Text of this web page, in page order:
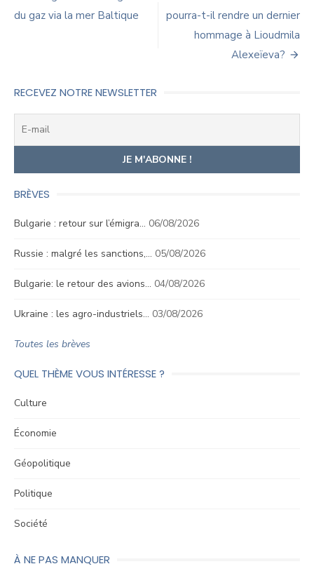
de
du gaz via la mer Baltique
pourra-t-il rendre un dernier
hommage à Lioudmila
Alexeïeva?
RECEVEZ NOTRE NEWSLETTER
BRÈVES
Bulgarie : retour sur l’émigra… 06/08/2026
Russie : malgré les sanctions,… 05/08/2026
Bulgarie: le retour des avions… 04/08/2026
Ukraine : les agro-industriels… 03/08/2026
Toutes les brèves
QUEL THÈME VOUS INTÉRESSE ?
Culture
Économie
Géopolitique
Politique
Société
À NE PAS MANQUER